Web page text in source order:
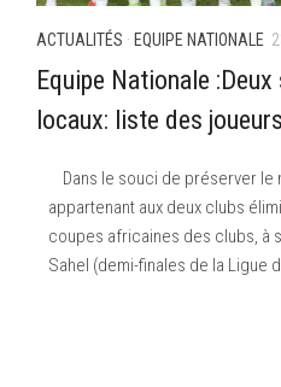
ACTUALITÉS · EQUIPE NATIONALE
Equipe Nationale
locaux: liste des
Dans le souci de préserver le
appartenant aux deux clubs
coupes africaines des clubs, à
Sahel (demi-finales de la Ligue